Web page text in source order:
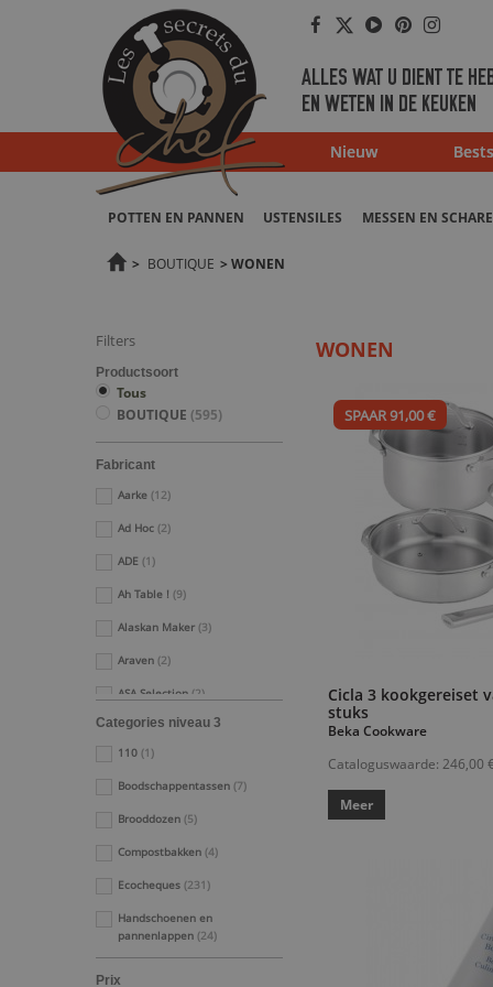
Facebook
Twitter
Youtube
Pinterest
ALLES WAT U DIENT TE
EN WETEN IN DE KEUKEN
Nieuw
POTTEN EN PANNEN USTENSILES MESSEN EN
> BOUTIQUE > WONEN
Filters
Productsoort
Tous
BOUTIQUE (595)
Fabricant
Aarke (12)
Ad Hoc (2)
ADE (1)
Ah Table ! (9)
Alaskan Maker (3)
Araven (2)
ASA Selection (2)
Atelier du Vin(2)
Bacanha
Be Home(2)
Beka Cookware
Benriner(2)
Bérard(24)
Big Green Egg(4)
Black+Blum(2)
Categories niveau 3
110 (1)
Boodschappentassen (7)
Brooddozen (5)
Compostbakken (4)
Ecocheques (231)
Handschoenen en
pannenlappen (24)
Prix
WONEN
SPAAR 91,00 €
Cicla 3 kookgereiset
stuks
Beka Cookware
Cataloguswaarde: 246,00
Meer